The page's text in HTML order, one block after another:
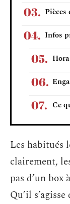
Pièces
Infos
Ce
Les habitués
clairement,
pas d’un box
Qu’il